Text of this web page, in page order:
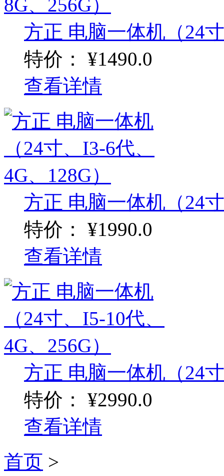
方正 电脑一体机（24
特价：
¥1490.0
查看详情
方正 电脑一体机（24
特价：
¥1990.0
查看详情
方正 电脑一体机（24
特价：
¥2990.0
查看详情
首页 >